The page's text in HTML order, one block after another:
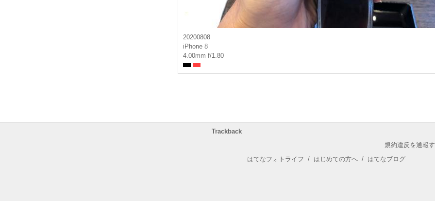
20200808
iPhone 8
4.00mm f/1.80
Trackback
規約違反を通報
はてなフォトライフ / はじめての方へ / はてなブログ